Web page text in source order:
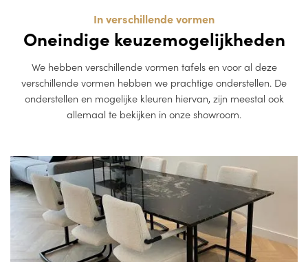
In verschillende vormen
Oneindige keuzemogelijkheden
We hebben verschillende vormen tafels en voor al deze
verschillende vormen hebben we prachtige onderstellen. De
onderstellen en mogelijke kleuren hiervan, zijn meestal ook
allemaal te bekijken in onze showroom.